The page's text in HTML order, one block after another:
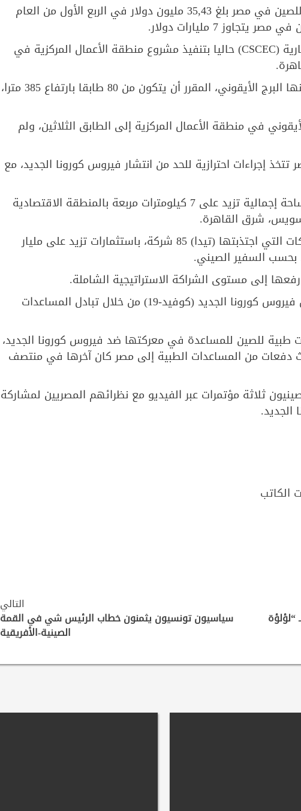
وأضاف السفير الصيني، أن “الاستثمار المباشر للصين في مصر بلغ 35,43 مليون دولار في الربع الأول من العام
7 مليارات دولار.
وتقوم الشركة الصينية العامة للهندسة المعمارية (CSCEC) حاليا بتنفيذ مشروع منطقة الأعمال المركزية في
وتتكون منطقة الأعمال المركزية من 20 برجا، بينها البرج الأيقوني، المقرر أن يتكون من 80 طابقا بارتفاع 385 مترا،
في منطقة الأعمال المركزية إلى الطابق الثلاثين، ولم
إجراءات احترازية للحد من انتشار فيروس كورونا الجديد، مع
كما تقوم شركة (تيدا) الصينية حاليا بتطوير مساحة إجمالية تزيد على 7 كيلومترات مربعة بالمنطقة الاقتصادية
شرق القاهرة.
وحتى شهر مايو الفائت، بلغ إجمالي عدد الشركات التي اجتذبتها (تيدا) 85 شركة، باستثمارات تزيد على مليار
إلى مستوى الشراكة الاستراتيجية الشاملة.
ويتعاون البلدان بشكل وثيق في مكافحة مرض فيروس كورونا الجديد (كوفيد-19) من خلال تبادل المساعدات
طبية للصين للمساعدة في معركتها ضد فيروس كورونا الجديد،
دفعات من المساعدات الطبية إلى مصر كان آخرها في منتصف
ثلاثة مؤتمرات عبر الفيديو مع نظرائهم المصريين لمشاركة
التالي
سياسيون تونسيون يثمنون خطاب الرئيس شي في القمة
الصينية-الأفريقية